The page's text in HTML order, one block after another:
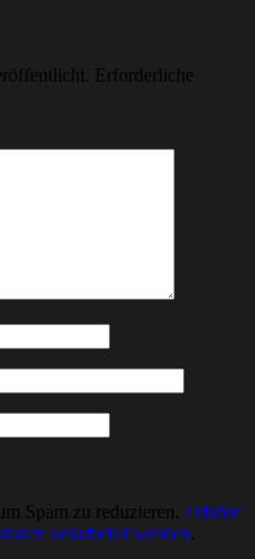
Erforderliche
Spam zu reduzieren. Erfahre
verarbeitet werden